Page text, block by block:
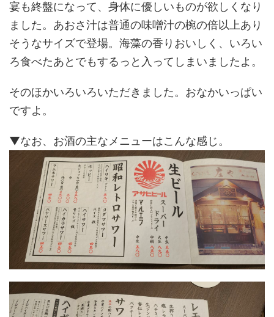
宴も終盤になって、身体に優しいものが欲しくなり
ました。あおさ汁は普通の味噌汁の椀の倍以上あり
そうなサイズで登場。海藻の香りおいしく、いろい
ろ食べたあとでもするっと入ってしまいましたよ。
そのほかいろいろいただきました。おなかいっぱい
ですよ。
▼なお、お酒の主なメニューはこんな感じ。